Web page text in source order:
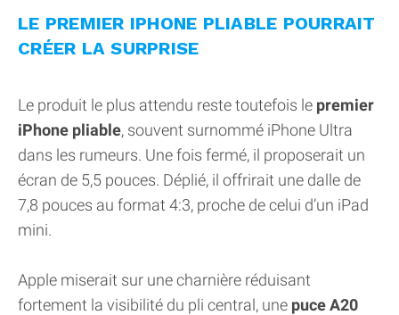
LE PREMIER IPHONE PLIABLE POURRAIT
CRÉER LA SURPRISE
Le produit le plus attendu reste toutefois le premier
iPhone pliable, souvent surnommé iPhone Ultra
dans les rumeurs. Une fois fermé, il proposerait un
écran de 5,5 pouces. Déplié, il offrirait une dalle de
7,8 pouces au format 4:3, proche de celui d’un iPad
mini.
Apple miserait sur une charnière réduisant
fortement la visibilité du pli central, une puce A20